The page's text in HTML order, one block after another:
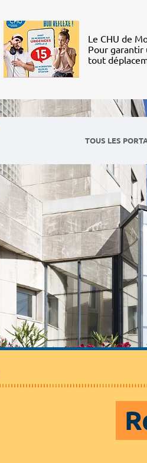
Le CHU de
Pour garantir
tout
TOUS LES